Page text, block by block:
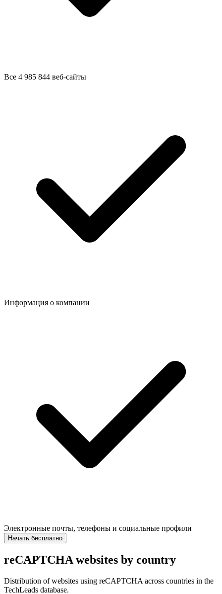
Все 4 985 844 веб-сайты
Информация о компании
Электронные почты, телефоны и социальные профили
Начать бесплатно
reCAPTCHA websites by country
Distribution of websites using reCAPTCHA across countries in the
TechLeads database.